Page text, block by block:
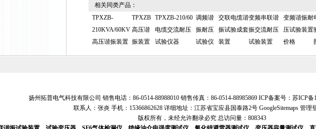
相关同类产品：
TPXZB-
210KVA/60KV
高压谐振装置
TPXZB
高压谐
振装置
TPXZB-210/60
电缆交流耐压
试验仪器
调频谐
振耐压
试验仪
交联电缆谐
振试验成套
装置
变频串联谐
振交流耐压
试验装置
变频谐振耐
压试验装置
价格
扬州拓普电气科技有限公司 销售电话：86-0514-88988010 销售传真：86-0514-88985869 ICP备案号： 苏ICP备
联系人：张炎 手机：15366862628 详细地址：江苏省宝应县国泰路2号 GoogleSitemaps 管理
版权所有，未经允许翻录必究 总访问量：808343